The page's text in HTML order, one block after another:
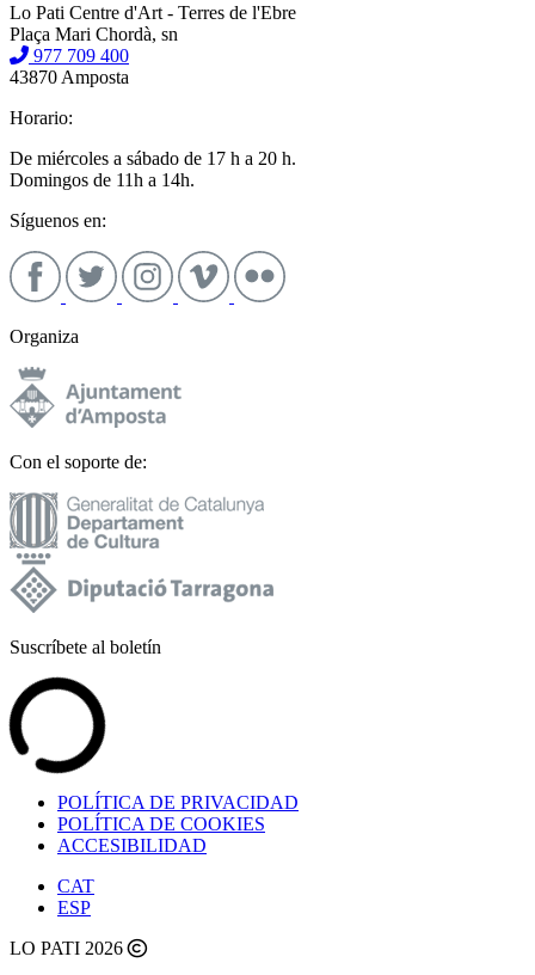
Lo Pati Centre d'Art - Terres de l'Ebre
Plaça Mari Chordà, sn
977 709 400
43870 Amposta
Horario:
De miércoles a sábado de 17 h a 20 h.
Domingos de 11h a 14h.
Síguenos en:
Organiza
Con el soporte de:
Suscríbete al boletín
POLÍTICA DE PRIVACIDAD
POLÍTICA DE COOKIES
ACCESIBILIDAD
CAT
ESP
LO PATI 2026